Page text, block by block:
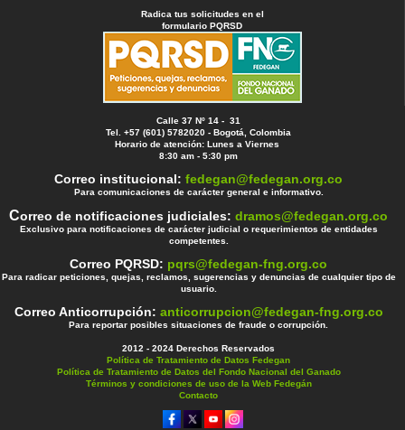
Radica tus solicitudes en el
formulario PQRSD
Calle 37 Nº 14 - 31
Tel. +57 (601) 5782020 - Bogotá, Colombia
Horario de atención: Lunes a Viernes
8:30 am - 5:30 pm
Correo institucional:fedegan@fedegan.org.co
Para comunicaciones de carácter general e informativo.
Correo de notificaciones judiciales:dramos@fedegan.org.co
Exclusivo para notificaciones de carácter judicial o requerimientos de entidades
competentes.
Correo PQRSD: pqrs@fedegan-fng.org.co
Para radicar peticiones, quejas, reclamos, sugerencias y denuncias de cualquier tipo de
usuario.
Correo Anticorrupción: anticorrupcion@fedegan-fng.org.co
Para reportar posibles situaciones de fraude o corrupción.
2012 - 2024 Derechos Reservados
Política de Tratamiento de Datos Fedegan
Política de Tratamiento de Datos del Fondo Nacional del Ganado
Términos y condiciones de uso de la Web Fedegán
Contacto